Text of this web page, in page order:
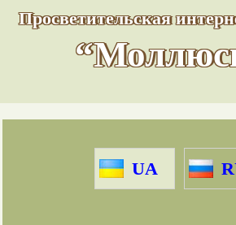
Просветительская
UA